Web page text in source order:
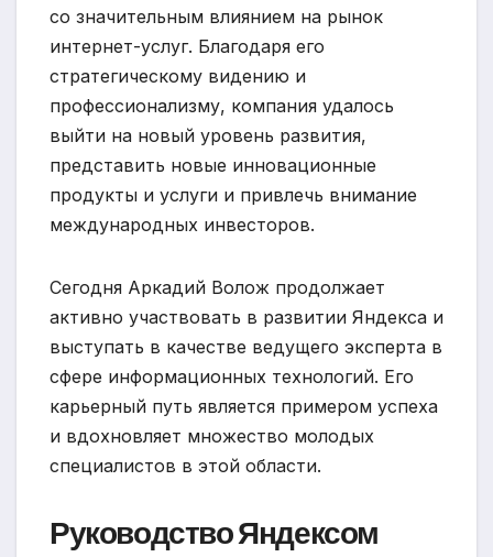
со значительным влиянием на рынок
интернет-услуг. Благодаря его
стратегическому видению и
профессионализму, компания удалось
выйти на новый уровень развития,
представить новые инновационные
продукты и услуги и привлечь внимание
международных инвесторов.
Сегодня Аркадий Волож продолжает
активно участвовать в развитии Яндекса и
выступать в качестве ведущего эксперта в
сфере информационных технологий. Его
карьерный путь является примером успеха
и вдохновляет множество молодых
специалистов в этой области.
Руководство Яндексом